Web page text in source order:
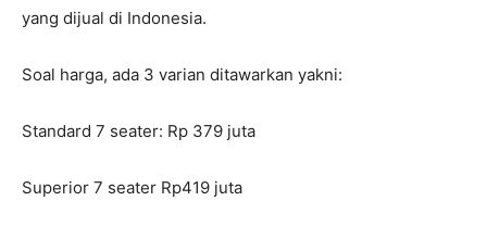
yang dijual di Indonesia.
Soal harga, ada 3 varian ditawarkan yakni:
Standard 7 seater: Rp 379 juta
Superior 7 seater Rp419 juta